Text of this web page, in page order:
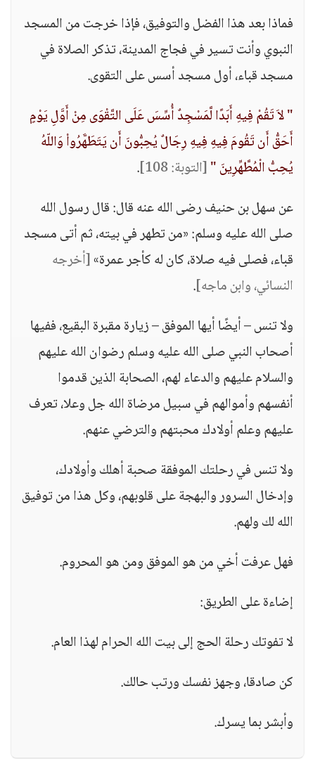
فماذا بعد هذا الفضل والتوفيق، فإذا خرجت من المسجد
النبوي وأنت تسير في فجاج المدينة، تذكر الصلاة في
مسجد قباء، أول مسجد أسس على التقوى.
" لاَ تَقُمْ فِيهِ أَبَدًا لَّمَسْجِدٌ أُسِّسَ عَلَى التَّقْوَى مِنْ أَوَّلِ يَوْمٍ
أَحَقُّ أَن تَقُومَ فِيهِ فِيهِ رِجَالٌ يُحِبُّونَ أَن يَتَطَهَّرُواْ وَاللّهُ
يُحِبُّ الْمُطَّهِّرِينَ "[التوبة: 108]
.
عن سهل بن حنيف رضى الله عنه قال: قال رسول الله
صلى الله عليه وسلم: «من تطهر في بيته، ثم أتى مسجد
قباء، فصلى فيه صلاة، كان له كأجر عمرة»[أخرجه
النسائي، وابن ماجه].
ولا تنس – أيضًا أيها الموفق – زيارة مقبرة البقيع، ففيها
أصحاب النبي صلى الله عليه وسلم رضوان الله عليهم
والسلام عليهم والدعاء لهم، الصحابة الذين قدموا
أنفسهم وأموالهم في سبيل مرضاة الله جل وعلا، تعرف
عليهم وعلم أولادك محبتهم والترضي عنهم.
ولا تنس في رحلتك الموفقة صحبة أهلك وأولادك،
وإدخال السرور والبهجة على قلوبهم، وكل هذا من توفيق
الله لك ولهم.
فهل عرفت أخي من هو الموفق ومن هو المحروم.
إضاءة على الطريق:
لا تفوتك رحلة الحج إلى بيت الله الحرام لهذا العام.
كن صادقا، وجهز نفسك ورتب حالك.
وأبشر بما يسرك.